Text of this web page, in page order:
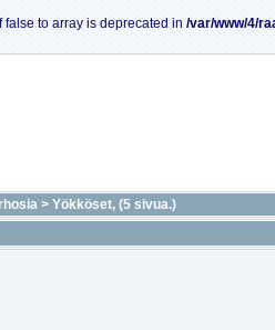
false to array is deprecated in /var/www/4/
> Yökköset, (5 sivua.)